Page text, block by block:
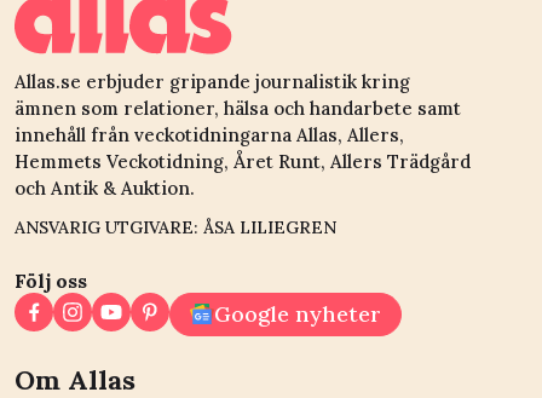
Allas.se erbjuder gripande journalistik kring
ämnen som relationer, hälsa och handarbete samt
innehåll från veckotidningarna Allas, Allers,
Hemmets Veckotidning, Året Runt, Allers Trädgård
och Antik & Auktion.
ANSVARIG UTGIVARE: ÅSA LILIEGREN
Följ oss
Google nyheter
Om Allas